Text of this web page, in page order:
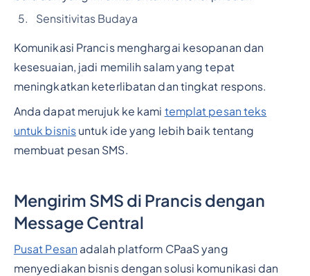
Sensitivitas Budaya
Komunikasi Prancis menghargai kesopanan dan
kesesuaian, jadi memilih salam yang tepat
meningkatkan keterlibatan dan tingkat respons.
Anda dapat merujuk ke kami templat pesan teks
untuk bisnis untuk ide yang lebih baik tentang
membuat pesan SMS.
Mengirim SMS di Prancis dengan
Message Central
Pusat Pesan adalah platform CPaaS yang
menyediakan bisnis dengan solusi komunikasi dan